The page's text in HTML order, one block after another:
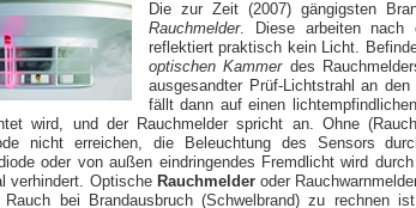
Die zur Zeit (2007) gängigsten
Rauchmelder. Diese arbeiten nach
reflektiert praktisch kein Licht.
optischen Kammer des
ausgesandter Prüf-Lichtstrahl an
fällt dann auf einen
wird, und der Rauchmelder spricht an. Ohne
nicht erreichen, die Beleuchtung des Sensors
oder von außen eindringendes Fremdlicht wird
verhindert. Optische Rauchmelderoder
Rauch bei Brandausbruch (Schwelbrand) zu rechnen